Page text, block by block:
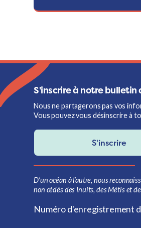
S'inscrire à notre
Nous ne partagerons pas vos
Vous pouvez vous désinscrire à
S'inscrire
D’un océan à l’autre, nous
non cédés des Inuits, des Métis et
Numéro d'enregistrement